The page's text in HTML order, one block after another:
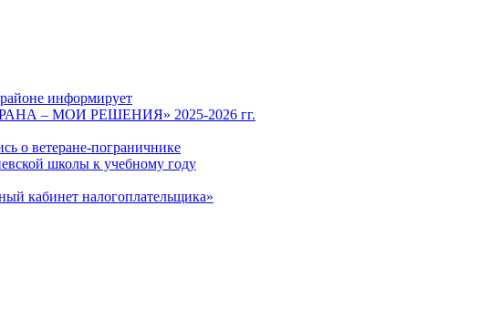
информирует
– МОИ РЕШЕНИЯ» 2025-2026 гг.
о ветеране-пограничнике
школы к учебному году
кабинет налогоплательщика»